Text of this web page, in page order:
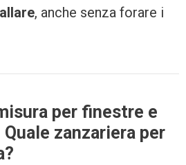
, anche senza forare i
per finestre e
zanzariera per